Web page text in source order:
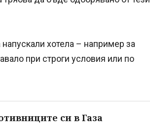
хотела – например за
при строги условия или по
си в Газа